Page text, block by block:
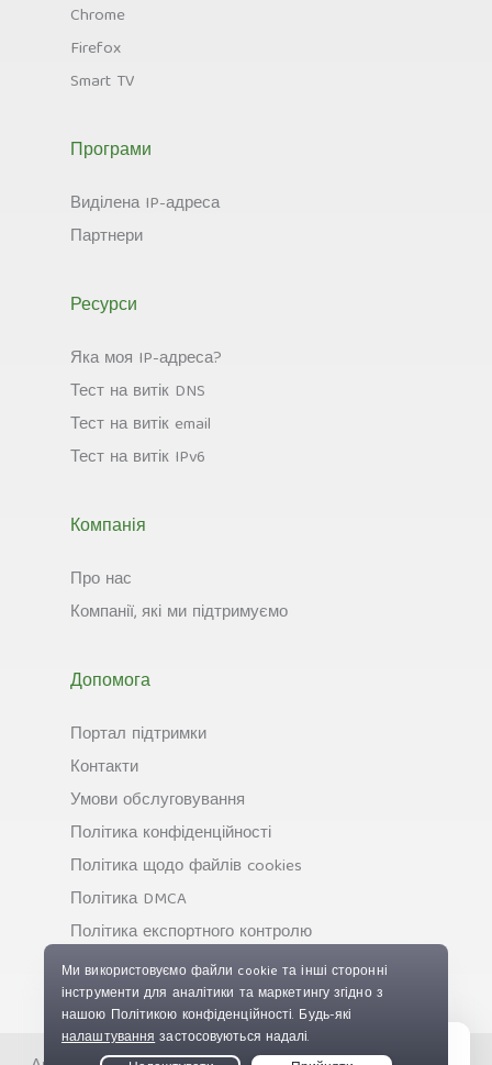
Chrome
Firefox
Smart TV
Програми
Виділена IP-адреса
Партнери
Ресурси
Яка моя IP-адреса?
Тест на витік DNS
Тест на витік email
Тест на витік IPv6
Компанія
Про нас
Компанії, які ми підтримуємо
Допомога
Портал підтримки
Контакти
Умови обслуговування
Політика конфіденційності
Політика щодо файлів cookies
Політика DMCA
Політика експортного контролю